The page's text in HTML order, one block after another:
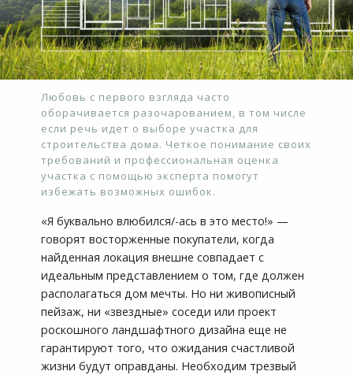
Любовь с первого взгляда часто
оборачивается разочарованием, в том числе
если речь идет о выборе участка для
строительства дома. Четкое понимание своих
требований и профессиональная оценка
участка с помощью эксперта помогут
избежать возможных ошибок.
«Я буквально влюбился/-ась в это место!» —
говорят восторженные покупатели, когда
найденная локация внешне совпадает с
идеальным представлением о том, где должен
располагаться дом мечты. Но ни живописный
пейзаж, ни «звездные» соседи или проект
роскошного ландшафтного дизайна еще не
гарантируют того, что ожидания счастливой
жизни будут оправданы. Необходим трезвый